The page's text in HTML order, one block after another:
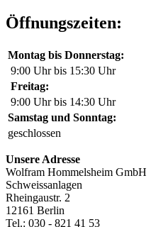
Öffnungszeiten:
Montag bis Donnerstag:
9:00 Uhr bis 15:30 Uhr
Freitag:
9:00 Uhr bis 14:30 Uhr
Samstag und Sonntag:
geschlossen
Unsere Adresse
Wolfram Hommelsheim GmbH
Schweissanlagen
Rheingaustr. 2
12161 Berlin
Tel.: 030 - 821 41 53